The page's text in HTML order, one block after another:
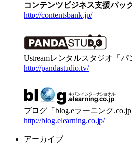
コンテンツビジネス支援パッ
http://contentsbank.jp/
Ustreamレンタルスタジオ「パ
http://pandastudio.tv/
ブログ「blog.eラーニング.co.jp
http://blog.elearning.co.jp/
アーカイブ